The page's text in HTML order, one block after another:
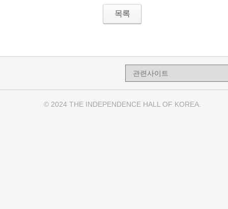
목록
© 2024 THE INDEPENDENCE HALL OF KOREA.